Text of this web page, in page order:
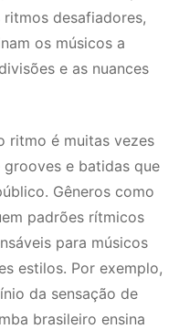
desafiadores,
os músicos a
e as nuances
ritmo é muitas vezes
e batidas que
Gêneros como
padrões rítmicos
para músicos
estilos. Por exemplo,
da sensação de
brasileiro ensina